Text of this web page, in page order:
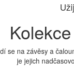
se na závěsy a
je jejich